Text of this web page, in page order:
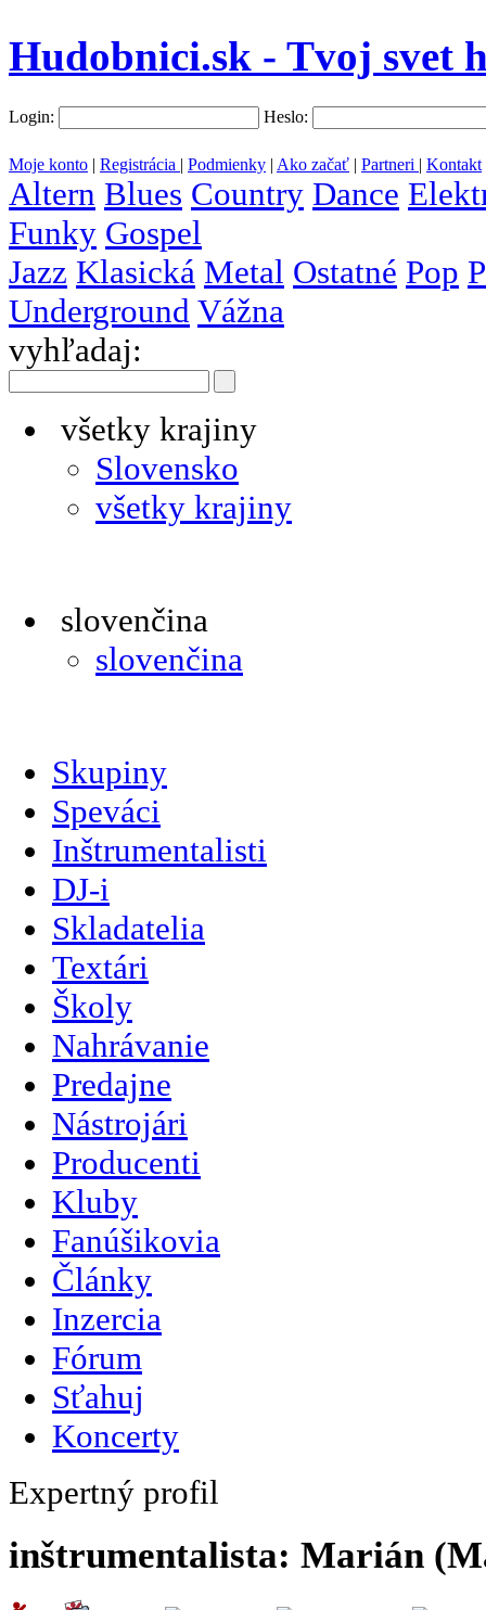
Hudobnici.sk - Tvoj svet
Login: Heslo:
Moje konto | Registrácia | Podmienky | Ako začať | Partneri | Kontakt
Altern Blues Country Dance
Funky Gospel
Jazz Klasická Metal Ostatné Pop
Underground Vážna
vyhľadaj:
všetky krajiny
Slovensko
všetky krajiny
slovenčina
slovenčina
Skupiny
Speváci
Inštrumentalisti
DJ-i
Skladatelia
Textári
Školy
Nahrávanie
Predajne
Nástrojári
Producenti
Kluby
Fanúšikovia
Články
Inzercia
Fórum
Sťahuj
Koncerty
Expertný profil
inštrumentalista: Marián